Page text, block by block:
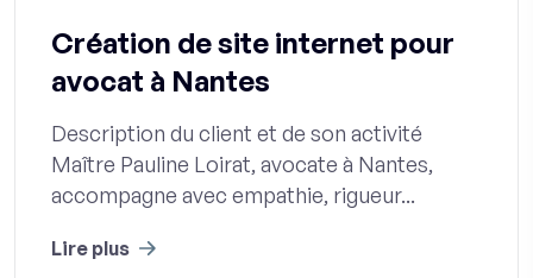
Création de site internet pour
avocat à Nantes
Description du client et de son activité
Maître Pauline Loirat, avocate à Nantes,
accompagne avec empathie, rigueur...
Lire plus